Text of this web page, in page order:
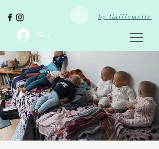
by Guillemette
Se connecter